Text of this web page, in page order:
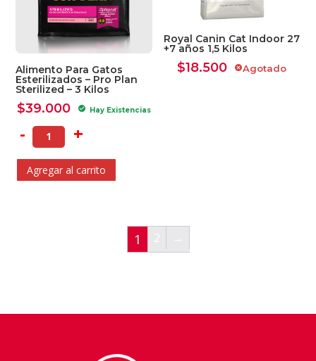
Alimento Para Gatos
Esterilizados – Pro Plan
Sterilized – 3 Kilos
$39.000 check_circle Hay Existencias
- +
Agregar al carrito
Royal Canin Cat Indoor 27
+7 años 1,5 Kilos
$18.500 cancelAgotado
1